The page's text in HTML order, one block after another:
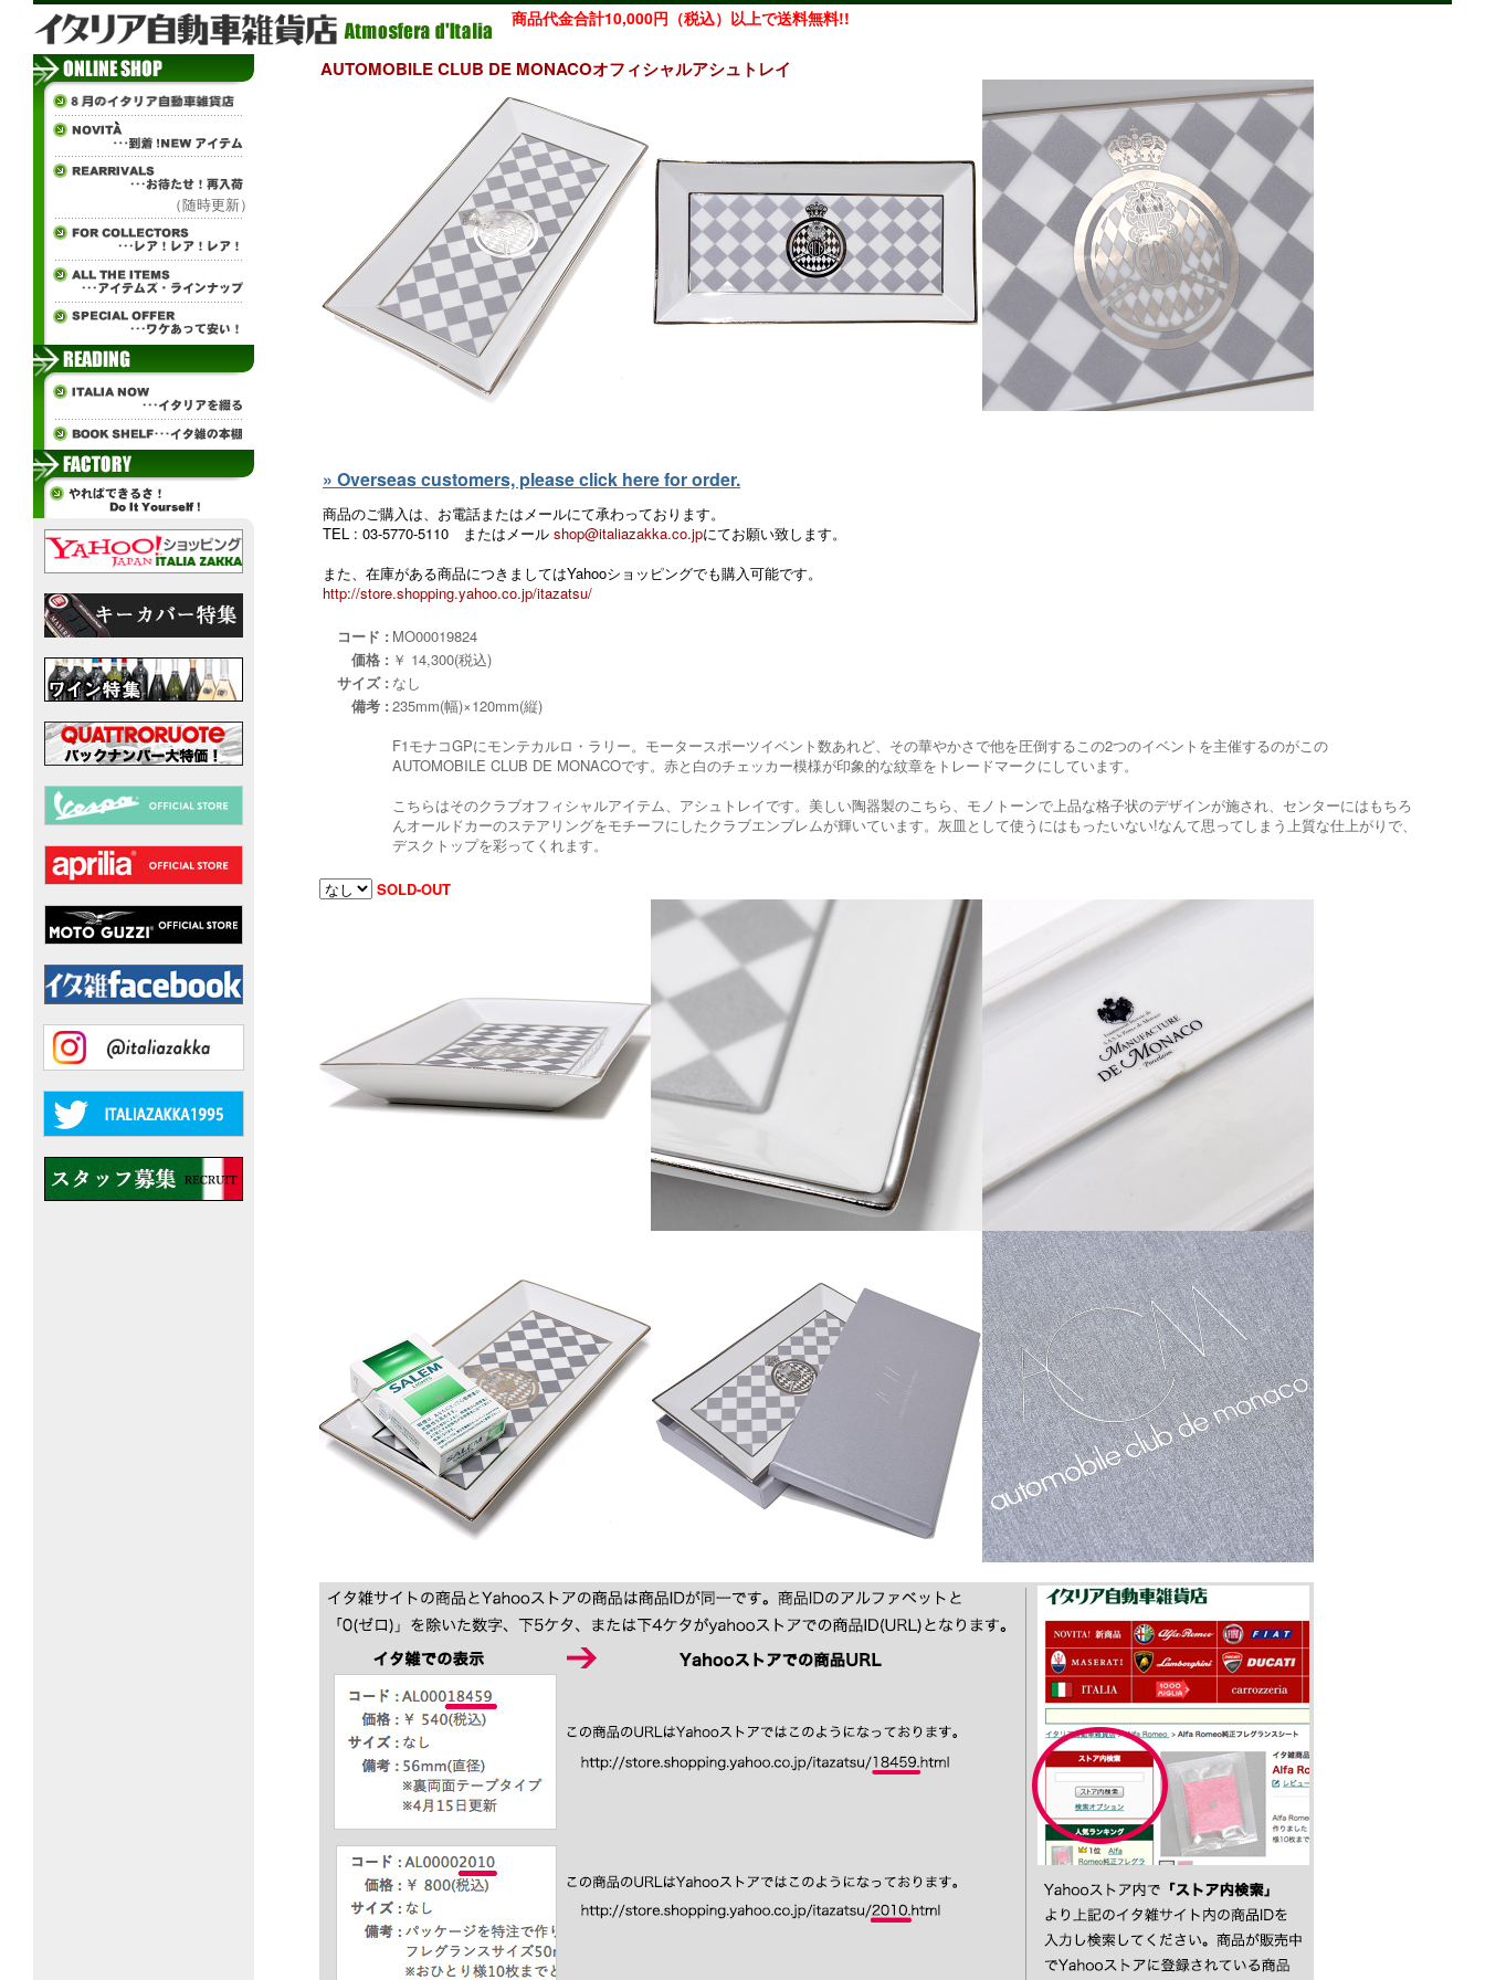
商品代金合計10,000円（税込）以上で送料無料!!
（随時更新）
AUTOMOBILE CLUB DE MONACOオフィシャルアシュトレイ
» Overseas customers, please click here for order.
商品のご購入は、お電話またはメールにて承わっております。
TEL : 03-5770-5110 またはメール shop@italiazakka.co.jpにてお願い致します。
また、在庫がある商品につきましてはYahooショッピングでも購入可能です。
http://store.shopping.yahoo.co.jp/itazatsu/
コード : MO00019824
価格 : ￥ 14,300(税込)
サイズ : なし
備考 : 235mm(幅)×120mm(縦)
F1モナコGPにモンテカルロ・ラリー。モータースポーツイベント数あれど、その華やかさで他を圧倒するこの2つのイベントを主催するのがこの
AUTOMOBILE CLUB DE MONACOです。赤と白のチェッカー模様が印象的な紋章をトレードマークにしています。
こちらはそのクラブオフィシャルアイテム、アシュトレイです。美しい陶器製のこちら、モノトーンで上品な格子状のデザインが施され、センターにはもちろ
んオールドカーのステアリングをモチーフにしたクラブエンブレムが輝いています。灰皿として使うにはもったいない!なんて思ってしまう上質な仕上がりで、
デスクトップを彩ってくれます。
SOLD-OUT